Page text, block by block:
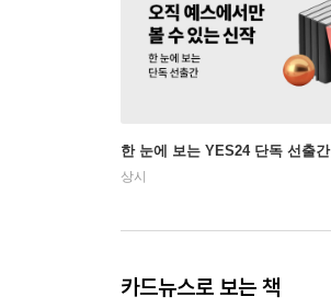
한 눈에 보는 YES24 단독 선출간
상시
카드뉴스로 보는 책